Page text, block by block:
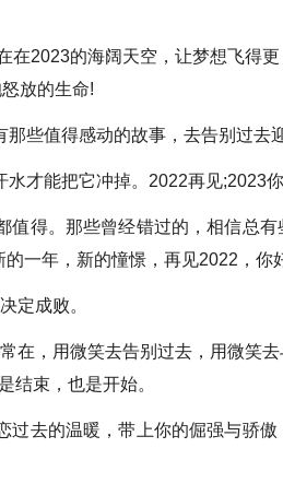
2023的海阔天空，让梦想飞得更
放的生命!
值得感动的故事，去告别过去迎
才能把它冲掉。2022再见;2023
。那些曾经错过的，相信总有
一年，新的憧憬，再见2022，你
定成败。
，用微笑去告别过去，用微笑去
结束，也是开始。
去的温暖，带上你的倔强与骄傲